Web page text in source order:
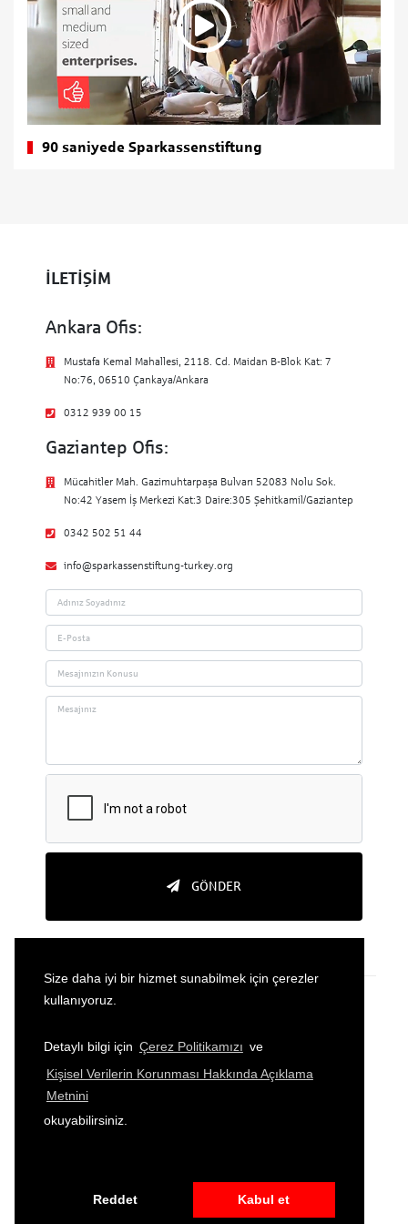
Size daha iyi bir hizmet sunabilmek için çerezler
kullanıyoruz.
Detaylı bilgi için Çerez Politikamızı ve
Kişisel Verilerin Korunması Hakkında Açıklama
Metnini
okuyabilirsiniz.
Reddet Kabul et
90 saniyede Sparkassenstiftung
İLETİŞİM
Ankara Ofis:
Mustafa Kemal Mahallesi, 2118. Cd. Maidan B-Blok Kat: 7
No:76, 06510 Çankaya/Ankara
0312 939 00 15
Gaziantep Ofis:
Mücahitler Mah. Gazimuhtarpaşa Bulvarı 52083 Nolu Sok.
No:42 Yasem İş Merkezi Kat:3 Daire:305 Şehitkamil/Gaziantep
0342 502 51 44
info@sparkassenstiftung-turkey.org
GÖNDER
2026© All Rights Reserved to Sparkassenstiftung